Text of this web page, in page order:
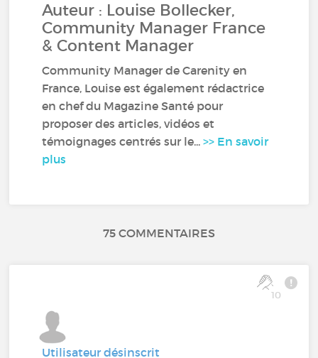
Auteur : Louise Bollecker,
Community Manager France
& Content Manager
Community Manager de Carenity en
France, Louise est également rédactrice
en chef du Magazine Santé pour
proposer des articles, vidéos et
témoignages centrés sur le...>> En savoir
plus
75 COMMENTAIRES
10
Utilisateur désinscrit